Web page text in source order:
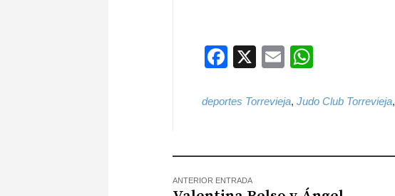
Facebook
X Email
deportes Torrevieja, Judo Club Torrevieja,
ANTERIOR ENTRADA